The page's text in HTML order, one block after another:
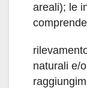
areali); le
naturali e/